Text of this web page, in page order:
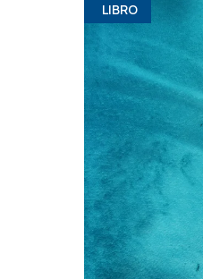
LIBRO